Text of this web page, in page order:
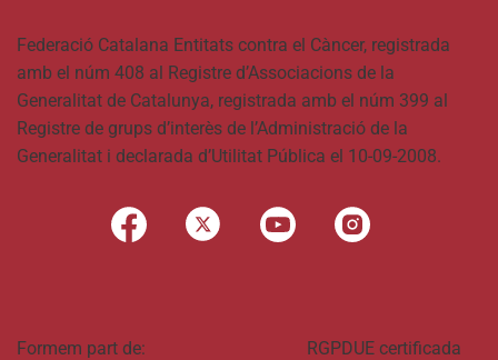
Federació Catalana Entitats contra el Càncer, registrada
amb el núm 408 al Registre d’Associacions de la
Generalitat de Catalunya, registrada amb el núm 399 al
Registre de grups d’interès de l’Administració de la
Generalitat i declarada d’Utilitat Pública el 10-09-2008.
Formem part de: RGPDUE certificada